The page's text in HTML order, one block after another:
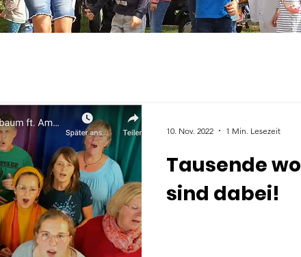
Tausende
sind dabei!
10. Nov. 2022 1 Min. Lesezeit